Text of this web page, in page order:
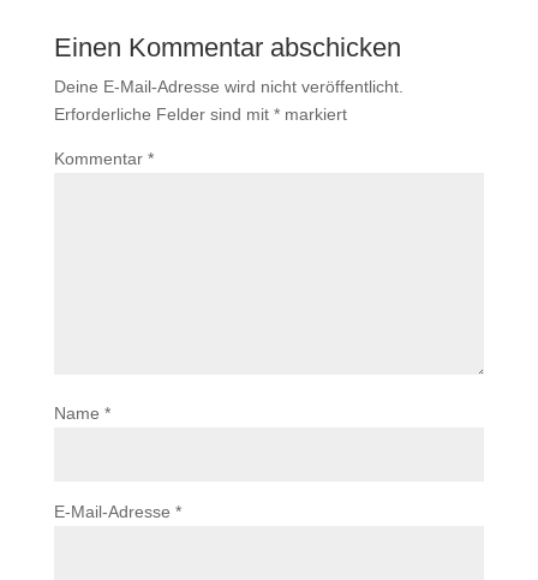
Einen Kommentar abschicken
Deine E-Mail-Adresse wird nicht veröffentlicht.
Erforderliche Felder sind mit *markiert
Kommentar *
Name *
E-Mail-Adresse *